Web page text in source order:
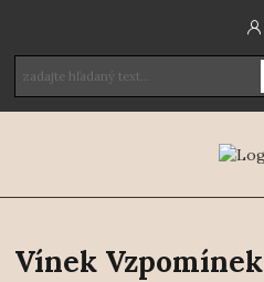
Vínek Vzpomínek